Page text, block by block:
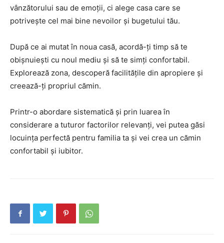
vânzătorului sau de emoții, ci alege casa care se
potrivește cel mai bine nevoilor și bugetului tău.
După ce ai mutat în noua casă, acordă-ți timp să te
obișnuiești cu noul mediu și să te simți confortabil.
Explorează zona, descoperă facilitățile din apropiere și
creează-ți propriul cămin.
Printr-o abordare sistematică și prin luarea în
considerare a tuturor factorilor relevanți, vei putea găsi
locuința perfectă pentru familia ta și vei crea un cămin
confortabil și iubitor.